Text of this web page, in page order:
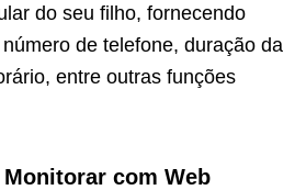
do seu filho, fornecendo
de telefone, duração da
entre outras funções
Monitorar com Web